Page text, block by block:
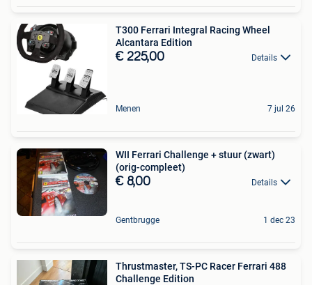
T300 Ferrari Integral Racing Wheel
Alcantara Edition
€ 225,00 Details
Menen 7 jul 26
WII Ferrari Challenge + stuur (zwart)
(orig-compleet)
€ 8,00 Details
Gentbrugge 1 dec 23
Thrustmaster, TS-PC Racer Ferrari 488
Challenge Edition